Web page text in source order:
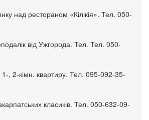
над рестораном «Кілікія». Тел. 050-
від Ужгорода. Тел. Тел. 050-
, 2-кімн. квартиру. Тел. 095-092-35-
класиків. Тел. 050-632-09-